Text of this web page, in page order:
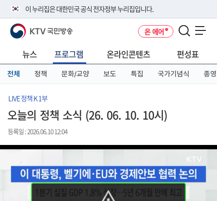
이 누리집은 대한민국 공식 전자정부 누리집입니다.
공식 누리집 주소 확인하기
니다.
이밖에 or.kr 또는 .kr등 다른 도메인 주소를 사용하고 있다면 아래 URL에
서 도메인 주소를 확인해 보세요
KTV 국민방송 온 에어
뉴스 프로그램 온라인콘텐츠 편성표
전체 정책 문화/교양 보도 특집 국가기념식 종영
LIVE 정책 K 1부
오늘의 정책 소식 (26. 06. 10. 10시)
등록일 : 2026.06.10 12:04